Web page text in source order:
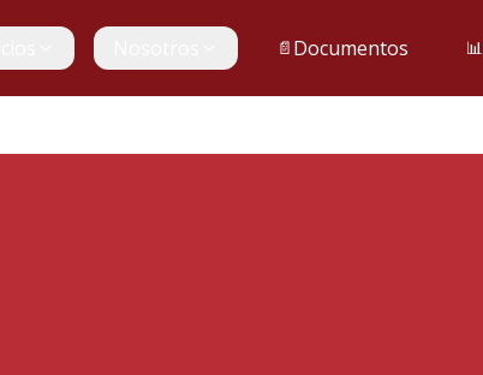
📄 Documentos 📊